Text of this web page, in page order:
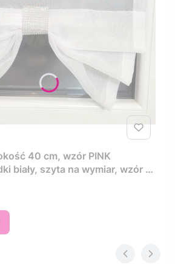
40 cm, wzór PINK
biały, szyta na wymiar, wzór w
fioletowym